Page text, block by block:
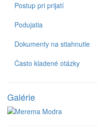
Postup pri prijatí
Podujatia
Dokumenty na stiahnutie
Často kladené otázky
Galérie